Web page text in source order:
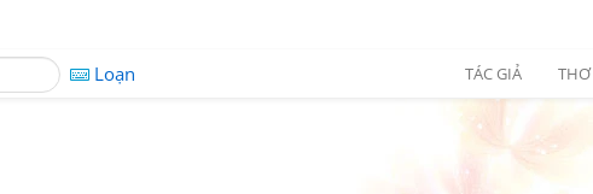
Loạn TÁC GIẢ THƠ